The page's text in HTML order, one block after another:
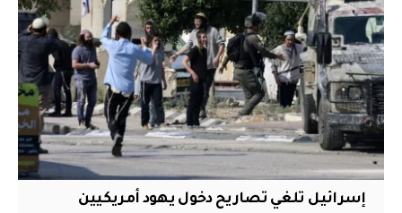
إسرائيل تلغي تصاريح دخول يهود أمريكيين